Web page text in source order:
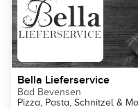
Bella Lieferservice
Bad Bevensen
Pizza, Pasta, Schnitzel &